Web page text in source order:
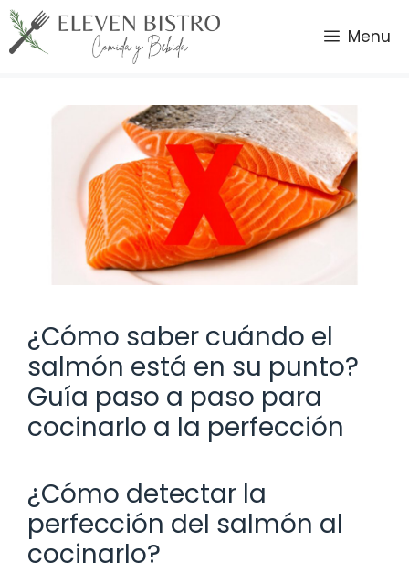
Saltar
al
contenido
Menu
¿Cómo saber cuándo el
salmón está en su punto?
Guía paso a paso para
cocinarlo a la perfección
¿Cómo detectar la
perfección del salmón al
cocinarlo?